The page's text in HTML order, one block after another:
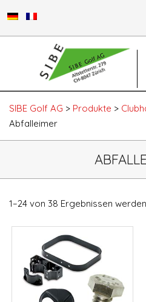
Navigation
SIBE Golf AG > Produkte >
Abfalleimer
1–24 von 38 Ergebnissen